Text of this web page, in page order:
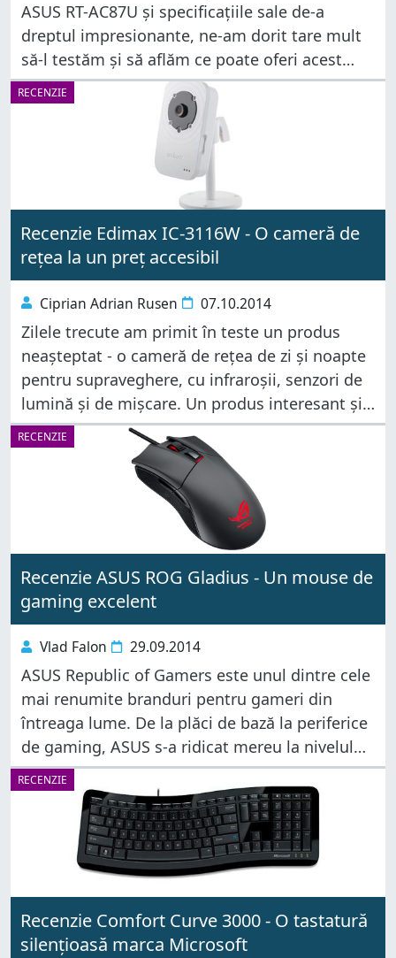
ASUS RT-AC87U și specificațiile sale de-a
dreptul impresionante, ne-am dorit tare mult
să-l testăm și să aflăm ce poate oferi acest
model. Din fericire, ASUS România ne-au pus
la dispoziție acest ruter imediat
RECENZIE
Recenzie Edimax IC-3116W - O cameră de
rețea la un preț accesibil
Ciprian Adrian Rusen 07.10.2014
Zilele trecute am primit în teste un produs
neașteptat - o cameră de rețea de zi și noapte
pentru supraveghere, cu infraroșii, senzori de
lumină și de mișcare. Un produs interesant și
util pentru cei care au nevoie să monitorizeze
RECENZIE
Recenzie ASUS ROG Gladius - Un mouse de
gaming excelent
Vlad Falon 29.09.2014
ASUS Republic of Gamers este unul dintre cele
mai renumite branduri pentru gameri din
întreaga lume. De la plăci de bază la periferice
de gaming, ASUS s-a ridicat mereu la nivelul
așteptărilor gamerilor, așa că am fost foarte
curioși să
RECENZIE
Recenzie Comfort Curve 3000 - O tastatură
silențioasă marca Microsoft